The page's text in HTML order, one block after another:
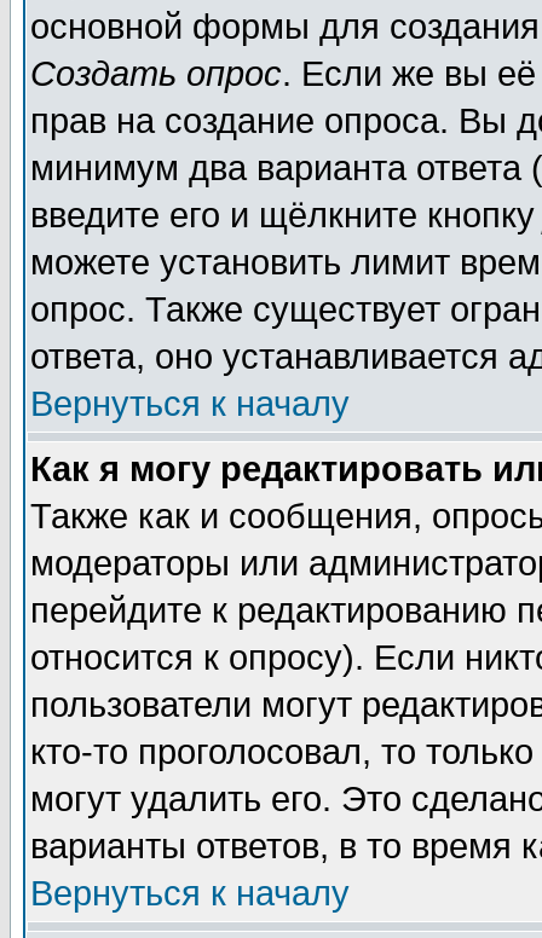
основной формы для
Создать опрос. Если же вы её
прав на создание опроса. Вы
минимум два варианта ответа
введите его и щёлкните
можете установить лимит
опрос. Также существует
ответа, оно устанавливается
Вернуться к началу
Как я могу редактировать
Также как и сообщения,
модераторы или
перейдите к редактированию
относится к опросу). Если
пользователи могут
кто-то проголосовал, то
могут удалить его. Это
варианты ответов, в то время
Вернуться к началу